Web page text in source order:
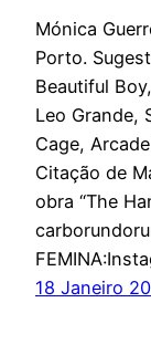
Mónica
Porto.
Beautiful
Leo Grande,
Cage,
Citação de
obra “The
18 Janeiro